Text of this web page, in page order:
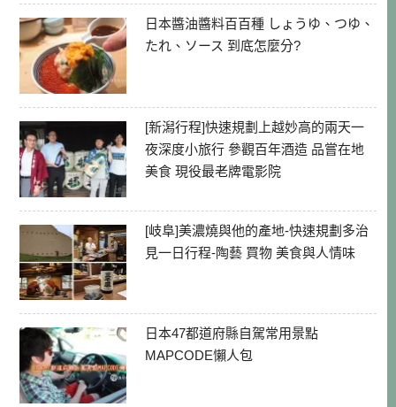
日本醬油醬料百百種 しょうゆ、つゆ、
たれ、ソース 到底怎麼分?
[新潟行程]快速規劃上越妙高的兩天一
夜深度小旅行 參觀百年酒造 品嘗在地
美食 現役最老牌電影院
[岐阜]美濃燒與他的產地-快速規劃多治
見一日行程-陶藝 買物 美食與人情味
日本47都道府縣自駕常用景點
MAPCODE懶人包